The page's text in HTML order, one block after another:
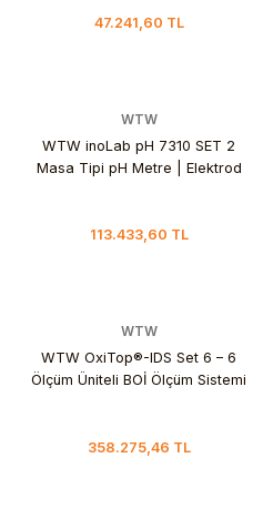
47.241,60 TL
WTW
WTW inoLab pH 7310 SET 2
Masa Tipi pH Metre | Elektrod
113.433,60 TL
WTW
WTW OxiTop®-IDS Set 6 – 6
Ölçüm Üniteli BOİ Ölçüm Sistemi
358.275,46 TL